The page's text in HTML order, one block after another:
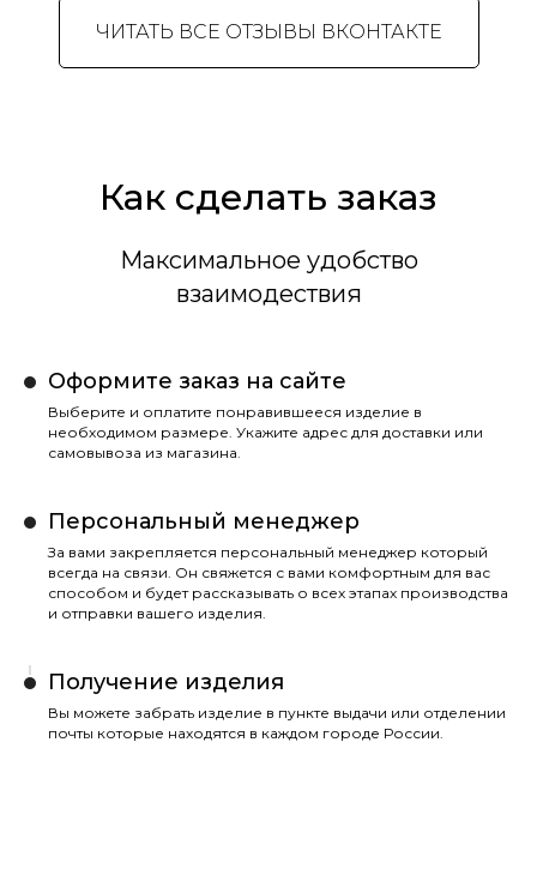
ЧИТАТЬ ВСЕ ОТЗЫВЫ ВКОНТАКТЕ
Как сделать заказ
Максимальное удобство
взаимодествия
Оформите заказ на сайте
Выберите и оплатите понравившееся изделие в
необходимом размере. Укажите адрес для доставки или
самовывоза из магазина.
Персональный менеджер
За вами закрепляется персональный менеджер который
всегда на связи. Он свяжется с вами комфортным для вас
способом и будет рассказывать о всех этапах производства
и отправки вашего изделия.
Получение изделия
Вы можете забрать изделие в пункте выдачи или отделении
почты которые находятся в каждом городе России.